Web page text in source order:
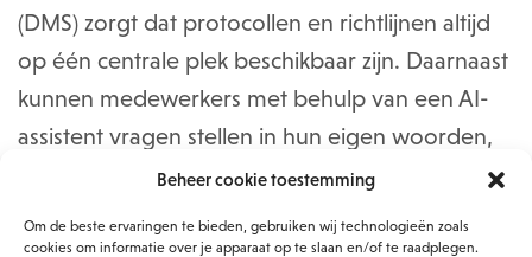
Beheer cookie toestemming
Om de beste ervaringen te bieden, gebruiken wij technologieën zoals
cookies om informatie over je apparaat op te slaan en/of te raadplegen.
(DMS) zorgt dat protocollen en richtlijnen altijd
op één centrale plek beschikbaar zijn. Daarnaast
kunnen medewerkers met behulp van een AI-
assistent vragen stellen in hun eigen woorden,
zelfs in hun eigen taal, en direct relevante